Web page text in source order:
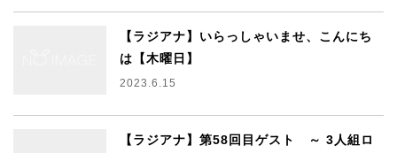
【ラジアナ】いらっしゃいませ、こんにち
は【木曜日】
2023.6.15
【ラジアナ】第58回目ゲスト ～ 3人組ロ